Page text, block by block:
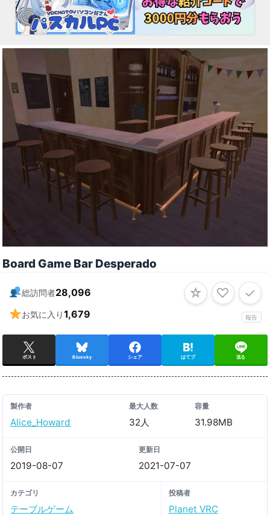
Board Game Bar Desperado
総訪問者28,096
お気に入り1,679 報告
☆ ♡ ✓
ポスト Bluesky シェア はてブ 送る
製作者
Alice_Howard
最大人数
32人
容量
31.98MB
公開日
2019-08-07
更新日
2021-07-07
カテゴリ
テーブルゲーム
投稿者
Planet VRC